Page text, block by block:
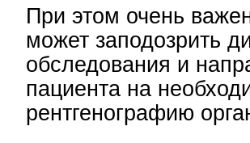
При этом очень
может заподозрить
обследования и
пациента на
рентгенографию